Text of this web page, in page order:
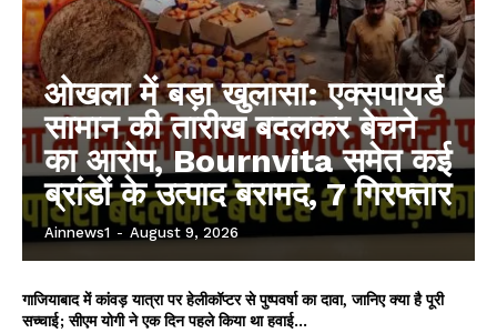
ओखला में बड़ा खुलासा: एक्सपायर्ड
सामान की तारीख बदलकर बेचने
का आरोप, Bournvita समेत कई
ब्रांडों के उत्पाद बरामद, 7 गिरफ्तार
Ainnews1 - August 9, 2026
गाजियाबाद में कांवड़ यात्रा पर हेलीकॉप्टर से पुष्पवर्षा का दावा, जानिए क्या है पूरी
सच्चाई; सीएम योगी ने एक दिन पहले किया था हवाई...